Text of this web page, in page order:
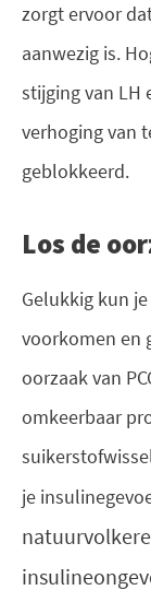
zorgt ervoor
aanwezig is.
stijging van LH
verhoging van
geblokkeerd.
Los de
Gelukkig kun
voorkomen en
oorzaak van
omkeerbaar
je